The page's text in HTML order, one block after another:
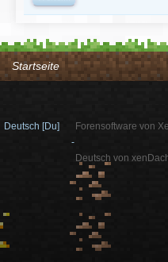
Startseite
Deutsch [Du]
Forensoftware von
-
Deutsch von